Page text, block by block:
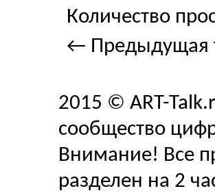
Количество
← Предыдущая
2015 © ART-
сообщество
Внимание! Все
разделен на 2